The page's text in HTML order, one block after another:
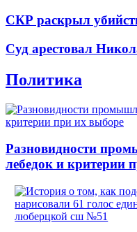
СКР раскрыл
Суд арестовал
Политика
Разновидности
лебедок и критерии